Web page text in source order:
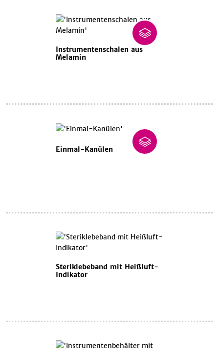
Instrumentenschalen aus
Melamin
Einmal-Kanülen
Steriklebeband mit Heißluft-
Indikator